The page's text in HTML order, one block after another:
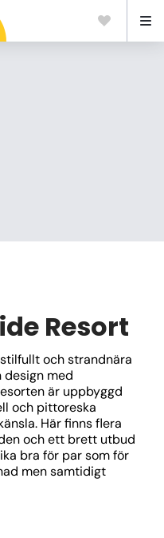
Resort
och strandnära
design med
är uppbyggd
och pittoreska
Här finns flera
och ett brett utbud
bra för par som för
men samtidigt